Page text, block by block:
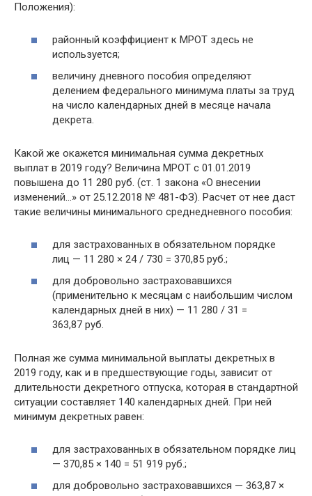
Положения):
районный коэффициент к МРОТ здесь не
используется;
величину дневного пособия определяют
делением федерального минимума платы за труд
на число календарных дней в месяце начала
декрета.
Какой же окажется минимальная сумма декретных
выплат в 2019 году? Величина МРОТ с 01.01.2019
повышена до 11 280 руб. (ст. 1 закона «О внесении
изменений…» от 25.12.2018 № 481-ФЗ). Расчет от нее даст
такие величины минимального среднедневного пособия:
для застрахованных в обязательном порядке
лиц — 11 280 × 24 / 730 = 370,85 руб.;
для добровольно застраховавшихся
(применительно к месяцам с наибольшим числом
календарных дней в них) — 11 280 / 31 =
363,87 руб.
Полная же сумма минимальной выплаты декретных в
2019 году, как и в предшествующие годы, зависит от
длительности декретного отпуска, которая в стандартной
ситуации составляет 140 календарных дней. При ней
минимум декретных равен:
для застрахованных в обязательном порядке лиц
— 370,85 × 140 = 51 919 руб.;
для добровольно застраховавшихся — 363,87 ×